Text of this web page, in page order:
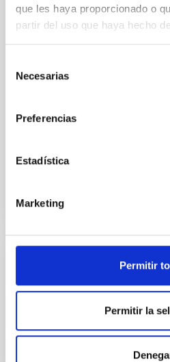
que les haya proporcionado o
partir del uso que haya hecho
Necesarias
Preferencias
Estadística
Marketing
Permitir
Permitir la
we expect to see alignments
field orientation of star-
with respect to the larger-
NÚMERO DE CITAS
Clues to inside-out
galaxies at 1.2 ≲ z ≲
SUSPENSE